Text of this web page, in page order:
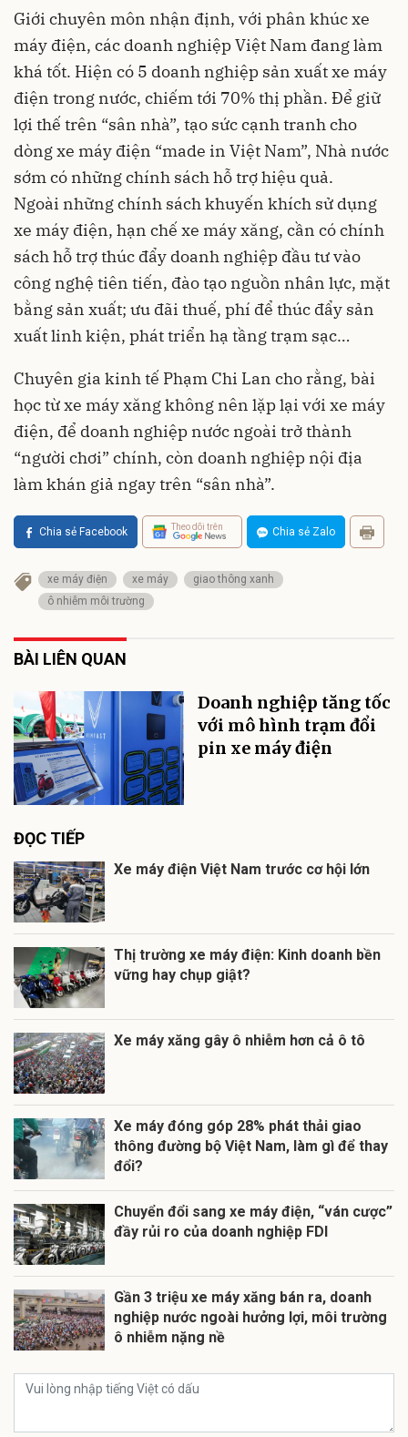
Giới chuyên môn nhận định, với phân khúc xe
máy điện, các doanh nghiệp Việt Nam đang làm
khá tốt. Hiện có 5 doanh nghiệp sản xuất xe máy
điện trong nước, chiếm tới 70% thị phần. Để giữ
lợi thế trên “sân nhà”, tạo sức cạnh tranh cho
dòng xe máy điện “made in Việt Nam”, Nhà nước
sớm có những chính sách hỗ trợ hiệu quả.
Ngoài những chính sách khuyến khích sử dụng
xe máy điện, hạn chế xe máy xăng, cần có chính
sách hỗ trợ thúc đẩy doanh nghiệp đầu tư vào
công nghệ tiên tiến, đào tạo nguồn nhân lực, mặt
bằng sản xuất; ưu đãi thuế, phí để thúc đẩy sản
xuất linh kiện, phát triển hạ tầng trạm sạc…
Chuyên gia kinh tế Phạm Chi Lan cho rằng, bài
học từ xe máy xăng không nên lặp lại với xe máy
điện, để doanh nghiệp nước ngoài trở thành
“người chơi” chính, còn doanh nghiệp nội địa
làm khán giả ngay trên “sân nhà”.
Chia sẻ Facebook Theo dõi trên Chia sẻ Zalo
xe máy điện xe máy
giao thông xanh
ô nhiễm môi trường
BÀI LIÊN QUAN
Doanh nghiệp tăng tốc
với mô hình trạm đổi
pin xe máy điện
ĐỌC TIẾP
Xe máy điện Việt Nam trước cơ hội lớn
Thị trường xe máy điện: Kinh doanh bền
vững hay chụp giật?
Xe máy xăng gây ô nhiễm hơn cả ô tô
Xe máy đóng góp 28% phát thải giao
thông đường bộ Việt Nam, làm gì để thay
đổi?
Chuyển đổi sang xe máy điện, “ván cược”
đầy rủi ro của doanh nghiệp FDI
Gần 3 triệu xe máy xăng bán ra, doanh
nghiệp nước ngoài hưởng lợi, môi trường
ô nhiễm nặng nề